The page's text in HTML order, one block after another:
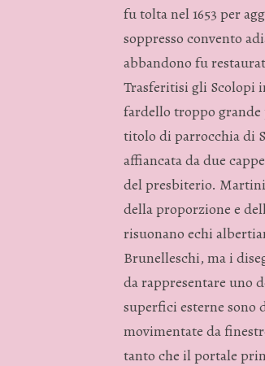
fu tolta nel 1653 per
soppresso convento
abbandono fu
Trasferitisi gli Scolopi
fardello troppo grande
titolo di parrocchia di
affiancata da due
del presbiterio.
della proporzione e
risuonano echi
Brunelleschi, ma i
da rappresentare uno
superfici esterne sono
movimentate da
tanto che il portale